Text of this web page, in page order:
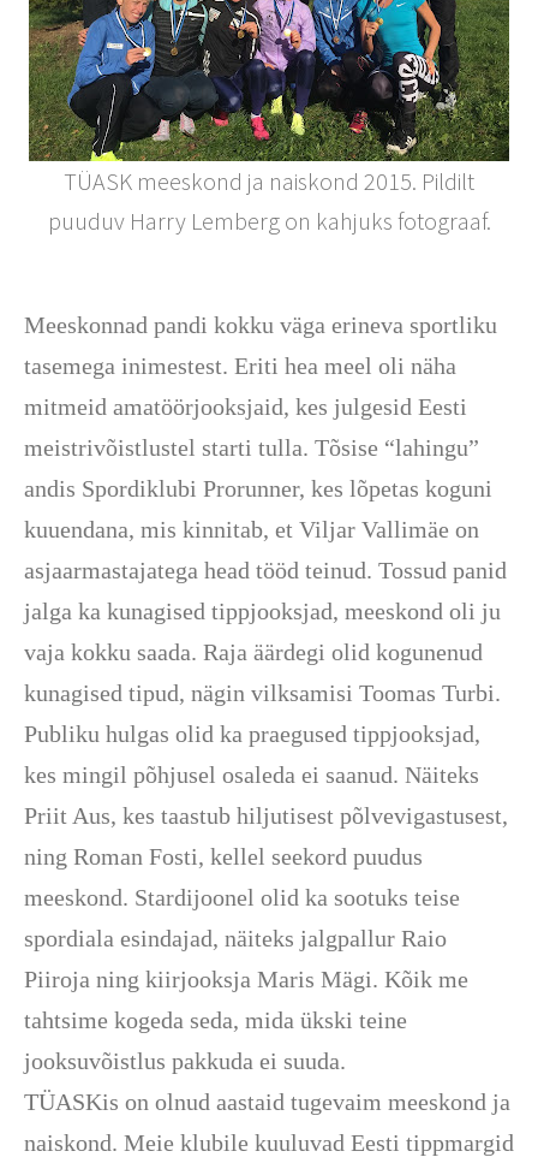
TÜASK meeskond ja naiskond 2015. Pildilt
puuduv Harry Lemberg on kahjuks fotograaf.
Meeskonnad pandi kokku väga erineva sportliku
tasemega inimestest. Eriti hea meel oli näha
mitmeid amatöörjooksjaid, kes julgesid Eesti
meistrivõistlustel starti tulla. Tõsise “lahingu”
andis Spordiklubi Prorunner, kes lõpetas koguni
kuuendana, mis kinnitab, et Viljar Vallimäe on
asjaarmastajatega head tööd teinud. Tossud panid
jalga ka kunagised tippjooksjad, meeskond oli ju
vaja kokku saada. Raja äärdegi olid kogunenud
kunagised tipud, nägin vilksamisi Toomas Turbi.
Publiku hulgas olid ka praegused tippjooksjad,
kes mingil põhjusel osaleda ei saanud. Näiteks
Priit Aus, kes taastub hiljutisest põlvevigastusest,
ning Roman Fosti, kellel seekord puudus
meeskond. Stardijoonel olid ka sootuks teise
spordiala esindajad, näiteks jalgpallur Raio
Piiroja ning kiirjooksja Maris Mägi. Kõik me
tahtsime kogeda seda, mida ükski teine
jooksuvõistlus pakkuda ei suuda.
TÜASKis on olnud aastaid tugevaim meeskond ja
naiskond. Meie klubile kuuluvad Eesti tippmargid